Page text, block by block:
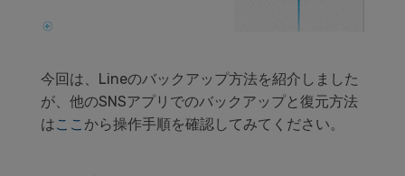
今回は、Lineのバックアップ方法を紹介しました
が、他のSNSアプリでのバックアップと復元方法
はここ から操作手順を確認してみてください。